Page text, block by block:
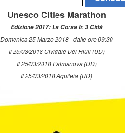
Unesco Cities Marathon
Edizione 2017: La Corsa In 3 Città
Domenica 25 Marzo 2018 - dalle ore 09:30
Il 25/03/2018 Cividale Del Friuli (UD)
Il 25/03/2018 Palmanova (UD)
Il 25/03/2018 Aquileia (UD)